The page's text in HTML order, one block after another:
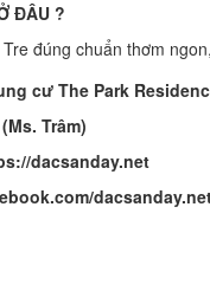
ĐÂU ?
đúng chuẩn thơm
cư The Park
Trâm)
dacsanday.net